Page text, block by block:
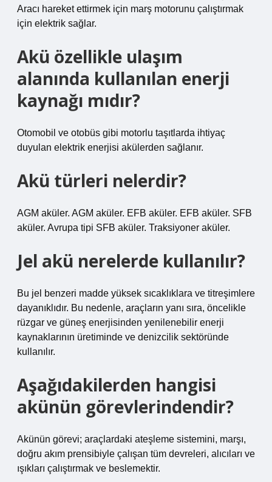
Aracı hareket ettirmek için marş motorunu çalıştırmak
için elektrik sağlar.
Akü özellikle ulaşım
alanında kullanılan enerji
kaynağı mıdır?
Otomobil ve otobüs gibi motorlu taşıtlarda ihtiyaç
duyulan elektrik enerjisi akülerden sağlanır.
Akü türleri nelerdir?
AGM aküler. AGM aküler. EFB aküler. EFB aküler. SFB
aküler. Avrupa tipi SFB aküler. Traksiyoner aküler.
Jel akü nerelerde kullanılır?
Bu jel benzeri madde yüksek sıcaklıklara ve titreşimlere
dayanıklıdır. Bu nedenle, araçların yanı sıra, öncelikle
rüzgar ve güneş enerjisinden yenilenebilir enerji
kaynaklarının üretiminde ve denizcilik sektöründe
kullanılır.
Aşağıdakilerden hangisi
akünün görevlerindendir?
Akünün görevi; araçlardaki ateşleme sistemini, marşı,
doğru akım prensibiyle çalışan tüm devreleri, alıcıları ve
ışıkları çalıştırmak ve beslemektir.